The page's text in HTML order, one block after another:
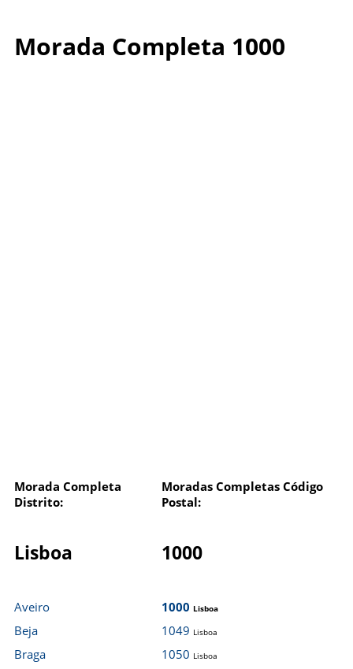
Morada Completa 1000
Morada Completa
Distrito:
Moradas Completas Código
Postal:
Lisboa 1000
Aveiro
Beja
Braga
1000 Lisboa
1049 Lisboa
1050 Lisboa